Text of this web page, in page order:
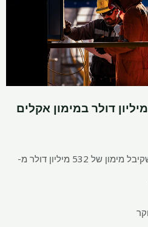
Codelco משיגה 600 מיליון דולר במימון אקלים
המימון משלים את יעדיו לאחר שקיבל מימון של 532 מיליון דולר מ-